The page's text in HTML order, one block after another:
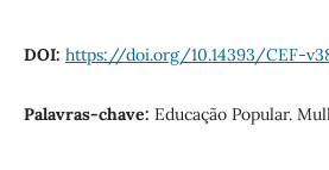
DOI: https://doi.org/10.14393/CEF-
Palavras-chave: Educação Popular.